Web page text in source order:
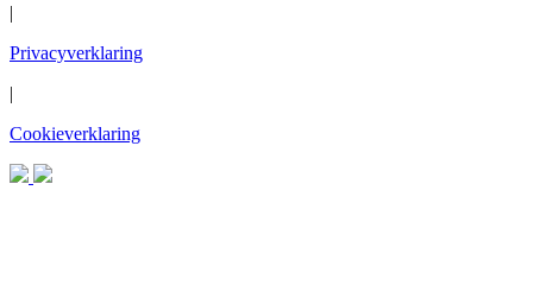
|
Privacyverklaring
|
Cookieverklaring